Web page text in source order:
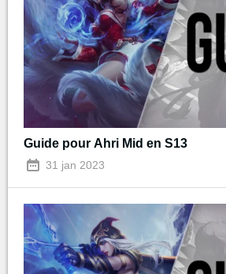
Guide pour Ahri Mid en S13
31 jan 2023